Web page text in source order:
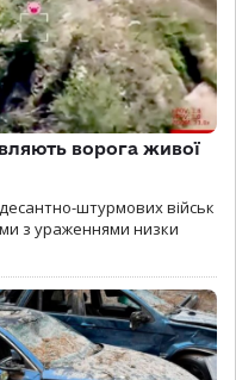
ворога живої
штурмових військ
з ураженнями низки